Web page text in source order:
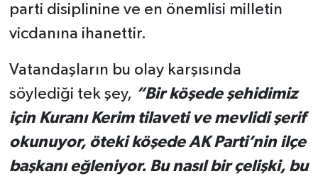
parti disiplinine ve en önemlisi milletin
vicdanına ihanettir.
Vatandaşların bu olay karşısında
söylediği tek şey, “Bir köşede şehidimiz
için Kuranı Kerim tilaveti ve mevlidi şerif
okunuyor, öteki köşede AK Parti’nin ilçe
başkanı eğleniyor. Bu nasıl bir çelişki, bu